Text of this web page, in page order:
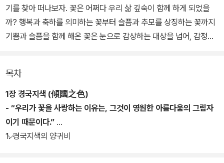
기를 찾아 떠나보자. 꽃은 어쩌다 우리 삶 깊숙이 함께 하게 되었을
까? 행복과 축하를 의미하는 꽃부터 슬픔과 추모를 상징하는 꽃까지
기쁨과 슬픔을 함께 해온 꽃은 눈으로 감상하는 대상을 넘어, 감정과
니라, 화가의 시선과 내면을 담아낸 언어이자 상징이다.
한 송이 꽃에 담긴 의미는 때론 말보다 더 깊고 솔직한 언어가 되기도
한다. 《꽃, 그림이 되다》는 고흐의 해바라기, 모네의 수련처럼 잘 알
려진 꽃 그림부터 워터하우스, 서전트, 티소 등 거장들의 작품 속에 숨
목차
1장 경국지색 (傾國之色)
- “우리가 꽃을 사랑하는 이유는, 그것이 영원한 아름다움의 그림자
이기 때문이다.”
1. 경국지색의 양귀비